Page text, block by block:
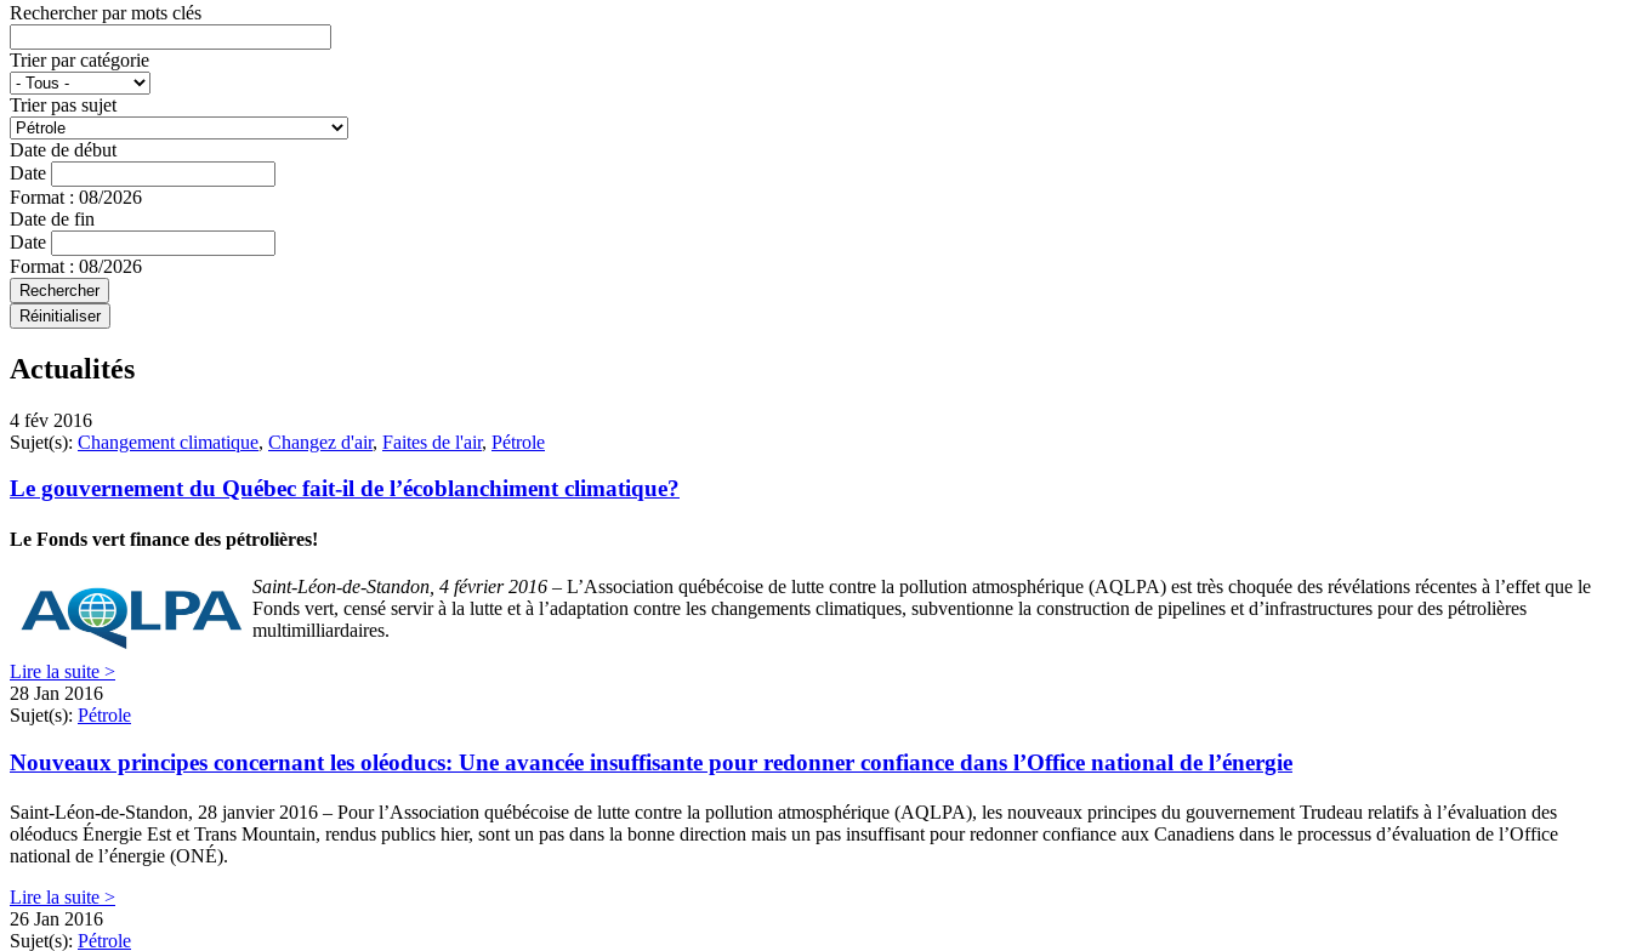
Rechercher par mots clés
Trier par catégorie
Trier pas sujet
Date de début
Date
Format : 08/2026
Date de fin
Date
Format : 08/2026
Actualités
4 fév 2016
Sujet(s): Changement climatique, Changez d'air, Faites de l'air, Pétrole
Le gouvernement du Québec fait-il de l’écoblanchiment climatique?
Le Fonds vert finance des pétrolières!
Saint-Léon-de-Standon, 4 février 2016 – L’Association québécoise de lutte contre la pollution atmosphérique (AQLPA) est très choquée des révélations récentes à l’effet que le
Fonds vert, censé servir à la lutte et à l’adaptation contre les changements climatiques, subventionne la construction de pipelines et d’infrastructures pour des pétrolières
multimilliardaires.
Lire la suite >
28 Jan 2016
Sujet(s): Pétrole
Nouveaux principes concernant les oléoducs: Une avancée insuffisante pour redonner confiance dans l’Office national de l’énergie
Saint-Léon-de-Standon, 28 janvier 2016 – Pour l’Association québécoise de lutte contre la pollution atmosphérique (AQLPA), les nouveaux principes du gouvernement Trudeau relatifs à l’évaluation des
oléoducs Énergie Est et Trans Mountain, rendus publics hier, sont un pas dans la bonne direction mais un pas insuffisant pour redonner confiance aux Canadiens dans le processus d’évaluation de l’Office
national de l’énergie (ONÉ).
Lire la suite >
26 Jan 2016
Sujet(s): Pétrole